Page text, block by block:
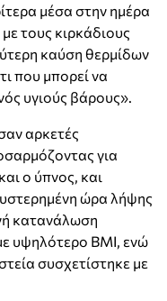
μέσα στην ημέρα
τους κιρκάδιους
καύση θερμίδων
που μπορεί να
υγιούς βάρους».
αρκετές
για
ο ύπνος, και
ώρα λήψης
κατανάλωση
υψηλότερο BMI, ενώ
συσχετίστηκε με